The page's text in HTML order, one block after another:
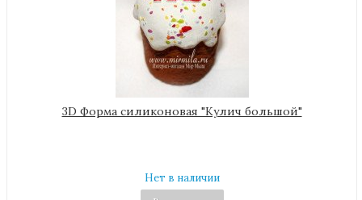
3D Форма силиконовая "Кулич большой"
Нет в наличии